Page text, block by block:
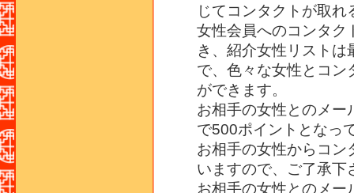
じてコンタクトが取
女性会員へのコンタク
き、紹介女性リスト
で、色々な女性とコン
ができます。
お相手の女性とのメー
で500ポイントとなっ
お相手の女性からコン
いますので、ご了承下
お相手の女性とのメー